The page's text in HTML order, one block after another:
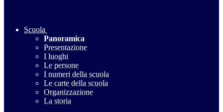
Scuola
Panoramica
Presentazione
I luoghi
Le persone
I numeri della scuola
Le carte della scuola
Organizzazione
La storia